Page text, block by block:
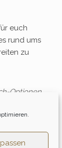
euch
rund ums
zu
Optionen